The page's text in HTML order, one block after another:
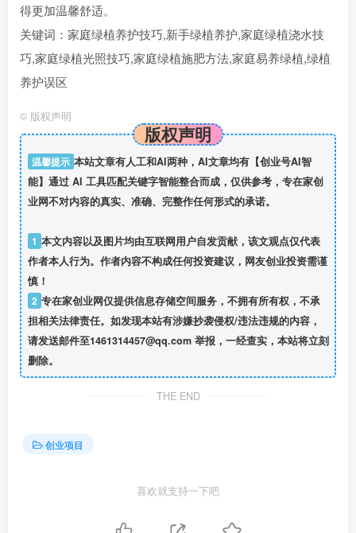
得更加温馨舒适。
关键词：家庭绿植养护技巧,新手绿植养护,家庭绿植浇水技
巧,家庭绿植光照技巧,家庭绿植施肥方法,家庭易养绿植,绿植
养护误区
© 版权声明
版权声明
温馨提示 本站文章有人工和AI两种，AI文章均有【创业号AI智
能】通过 AI 工具匹配关键字智能整合而成，仅供参考，专在家创
业网不对内容的真实、准确、完整作任何形式的承诺。
1 本文内容以及图片均由互联网用户自发贡献，该文观点仅代表
作者本人行为。作者内容不构成任何投资建议，网友创业投资需谨
慎！
2 专在家创业网仅提供信息存储空间服务，不拥有所有权，不承
担相关法律责任。如发现本站有涉嫌抄袭侵权/违法违规的内容，
请发送邮件至1461314457@qq.com 举报，一经查实，本站将立刻
删除。
THE END
创业项目
喜欢就支持一下吧